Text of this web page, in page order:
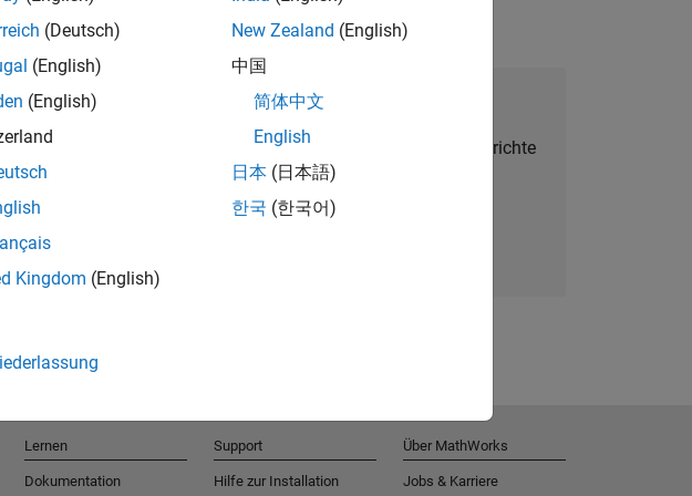
Talent Network beitreten
Erhalten Sie personalisierte Stellenangebote, Berichte
und Unternehmensneuigkeiten.
(Deutsch)
(English)
(English)
Kingdom (English)
New Zealand (English)
中国
简体中文
English
日本 (日本語)
한국 (한국어)
Lernen
Dokumentation
Support
Hilfe zur Installation
Über MathWorks
Jobs & Karriere